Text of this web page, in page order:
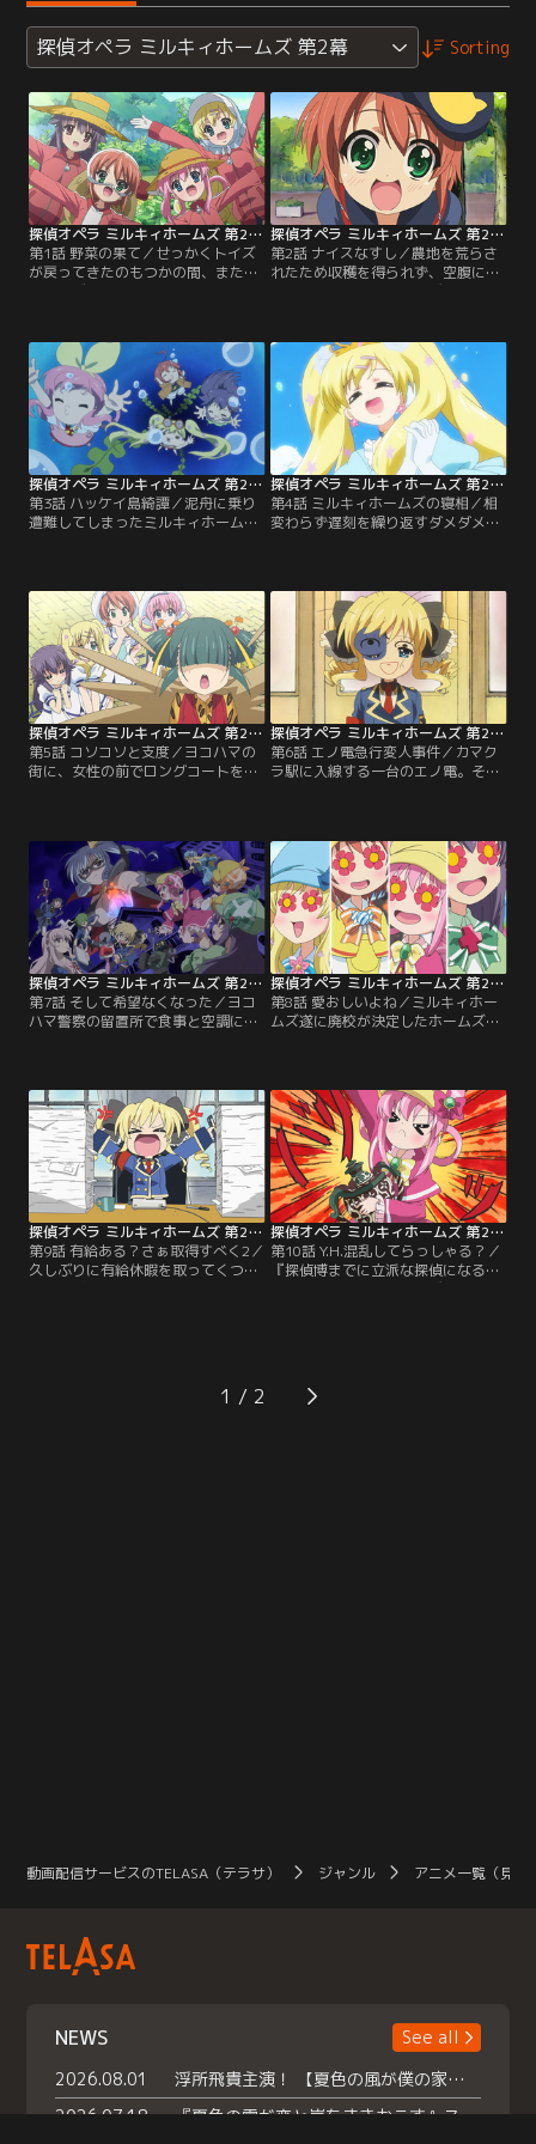
探偵オペラ ミルキィホームズ 第2幕 Sorting
探偵オペラ ミルキィホームズ 第2幕 第01話
第1話 野菜の果て／せっかくトイズ
が戻ってきたのもつかの間、またま
たトイズを失ってしまったミルキィ
ト）は、ミルキィホームズがトイズ
を取り戻すようにと、陰になり日向
になり4人をサポートするが、トイ
ズが復活する気配は全くない。それ
どころか、4人は貧乏生活にすっか
り慣れ…。
探偵オペラ ミルキィホームズ 第2幕 第02話
第2話 ナイスなすし／農地を荒らさ
れたため収穫を得られず、空腹に耐
えかねたミルキィホームズの4人は
ところが、出来上がった絵を見てど
うしても欲しいという老人が現れ
る。大昔に生き別れた初恋の人にそ
っくりだというのだ。あっさり渡そ
うとするエリーを抑えて、何とか大
金を得ようとするネロは…。
探偵オペラ ミルキィホームズ 第2幕 第03話
第3話 ハッケイ島綺譚／泥舟に乗り
遭難してしまったミルキィホームズ
島という監獄島だったのだ！だ
が“絶望の島”と呼ばれるハッケイ島
には最高の宝が眠るという伝説があ
り、そのお宝を狙って既に怪盗帝国
の面々が潜入を果たしていた。一
方…。
探偵オペラ ミルキィホームズ 第2幕 第04話
第4話 ミルキィホームズの寝相／相
変わらず遅刻を繰り返すダメダメな
う。何とか遅刻をなくそうと考えた
4人は、寝相の悪さが遅刻の原因だ
と考え、寝相を良くしようとあれこ
れ試すことに。だが、やはりうまく
いかず、やがてネロとコーデリアの
口喧嘩になってしまう。
探偵オペラ ミルキィホームズ 第2幕 第05話
第5話 コソコソと支度／ヨコハマの
街に、女性の前でロングコートをは
すチラシを配ることに。そのチラシ
を手にしたミルキィホームズの前に
コート姿の怪しい人物が現れる。そ
の人物が変質者だと考えたミルキィ
ホームズはその人物を逮捕しようと
するが…。
探偵オペラ ミルキィホームズ 第2幕 第06話
第6話 エノ電急行変人事件／カマク
ラ駅に入線する一台のエノ電。その
った。時は遡りその40分前。大探偵
博の目玉として建てられたカマクラ
の大探偵像を爆破するという予告状
がG4の元に届く。さらにそこに
は…。
探偵オペラ ミルキィホームズ 第2幕 第07話
第7話 そして希望なくなった／ヨコ
ハマ警察の留置所で食事と空調に恵
を求めて彼女たちは生徒会長アンリ
エットの部屋へ向かうが、部屋に入
った4人が目にしたのは普段とは違
いふてくされた様子のアンリエッ
ト。何とか元気づけようとする4人
だが…。
探偵オペラ ミルキィホームズ 第2幕 第08話
第8話 愛おしいよね／ミルキィホー
ムズ遂に廃校が決定したホームズ探
人は、他の生徒の転校先が次々と決
まっていく中、どこにも行き先が決
まらずにいた。精神的に追い詰めら
れたコーデリアは現実逃避の妄想に
溺れていく。強大化していくその妄
想は…。
探偵オペラ ミルキィホームズ 第2幕 第09話
第9話 有給ある？さぁ取得すべく2／
久しぶりに有給休暇を取ってくつろ
が、相変わらずのダメダメぶり。そ
の様子を見ていた小衣は、ミルキィ
探偵オペラ ミルキィホームズ 第2幕 第10話
第10話 Y.H.混乱してらっしゃる？／
『探偵博までに立派な探偵になる』
と誓ったミルキィホームズ。だが時
の文字が。絶好のチャンスと意気込
む4人だが、“参加資格・トイズ”と
1
動画配信サービスのTELASA（テラサ） ジャンル アニメ一覧（見放
NEWS
See all
2026.08.01
浮所飛貴主演！ 【夏色の風が僕の家にやってきた】 本日よりテラサで独占配信スタート！
2026.07.18
『夏色の雲が恋と嵐をまきおこす』スペシャルメイキング 【Part1】2026年７月18日（土）23時30分～配信スタート！話題のシーンの裏側を大公開！豪華キャスト大集合！ 『武宮家 真夏の家族会議』開催！